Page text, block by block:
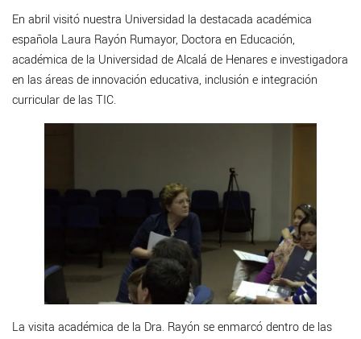
En abril visitó nuestra Universidad la destacada académica
española Laura Rayón Rumayor, Doctora en Educación,
académica de la Universidad de Alcalá de Henares e investigadora
en las áreas de innovación educativa, inclusión e integración
curricular de las TIC.
La visita académica de la Dra. Rayón se enmarcó dentro de las